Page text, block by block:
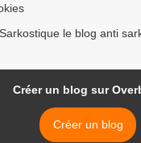
le blog anti
Créer un blog sur
Créer un blog